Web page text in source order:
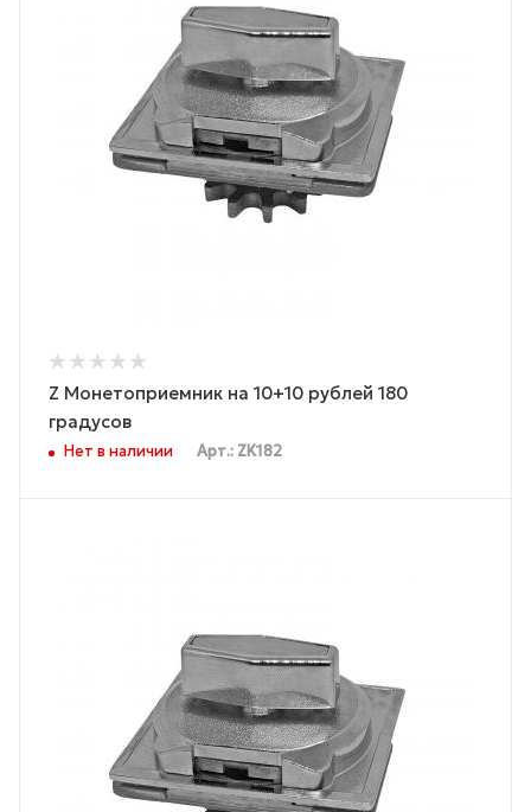
Z Монетоприемник на 10+10 рублей 180
градусов
Нет в наличии Арт.: ZK182